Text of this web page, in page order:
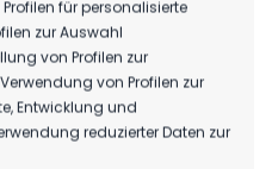
für personalisierte
zur Auswahl
von Profilen zur
von Profilen zur
Entwicklung und
reduzierter Daten zur
DER U17 UND